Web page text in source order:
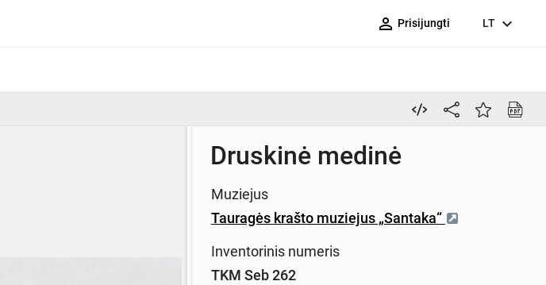
person_outline Prisijungti LT expand_more
Druskinė medinė
Muziejus
Tauragės krašto muziejus „Santaka“
Inventorinis numeris
TKM Seb 262